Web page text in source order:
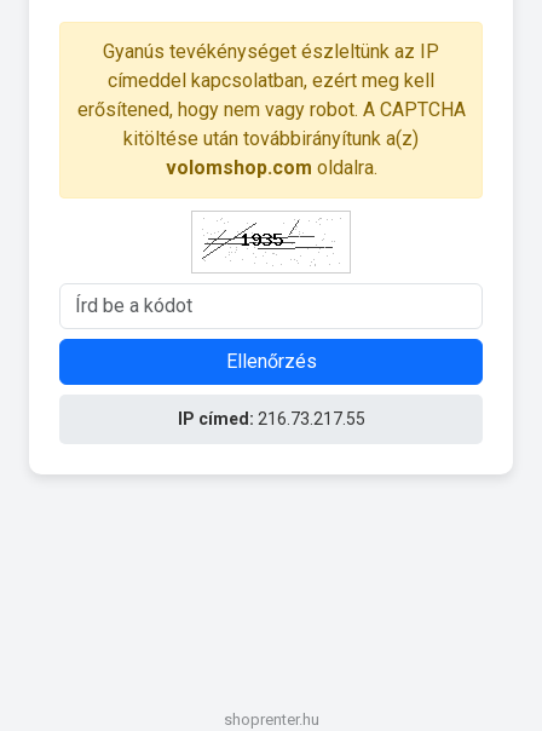
Gyanús tevékénységet észleltünk az IP
címeddel kapcsolatban, ezért meg kell
erősítened, hogy nem vagy robot. A CAPTCHA
kitöltése után továbbirányítunk a(z)
volomshop.com oldalra.
Ellenőrzés
IP címed: 216.73.217.55
shoprenter.hu